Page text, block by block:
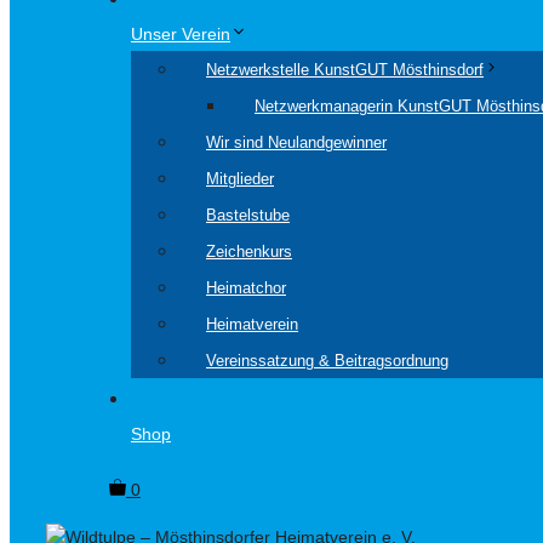
Unser Verein
Netzwerkstelle KunstGUT Mösthinsdorf
Netzwerkmanagerin KunstGUT
Wir sind Neulandgewinner
Mitglieder
Bastelstube
Zeichenkurs
Heimatchor
Heimatverein
Vereinssatzung & Beitragsordnung
Shop
0